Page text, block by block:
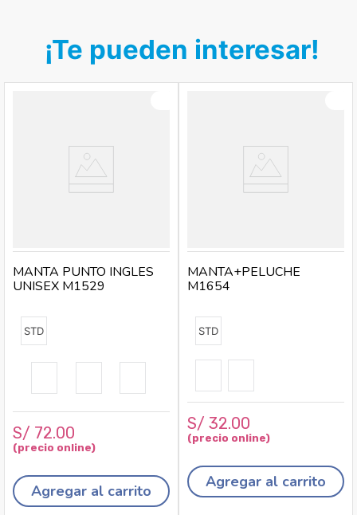
¡Te pueden interesar!
STD
MANTA PUNTO INGLES
UNISEX M1529
S/ 72.00
Agregar al carrito
STD
MANTA+PELUCHE
M1654
S/ 32.00
Agregar al carrito